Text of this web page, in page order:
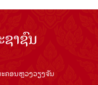
າຊົນ
ຄອນຫຼວງວຽງຈັນ